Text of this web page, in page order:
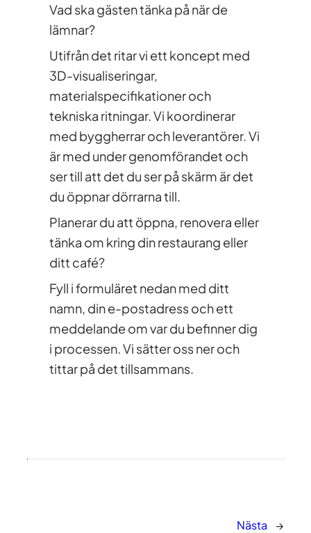
Vad ska gästen tänka på när de
lämnar?
Utifrån det ritar vi ett koncept med
3D-visualiseringar,
materialspecifikationer och
tekniska ritningar. Vi koordinerar
med byggherrar och leverantörer. Vi
är med under genomförandet och
ser till att det du ser på skärm är det
du öppnar dörrarna till.
Planerar du att öppna, renovera eller
tänka om kring din restaurang eller
ditt café?
Fyll i formuläret nedan med ditt
namn, din e-postadress och ett
meddelande om var du befinner dig
i processen. Vi sätter oss ner och
tittar på det tillsammans.
Nästa →